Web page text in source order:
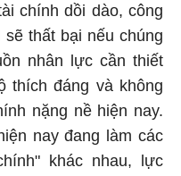
chính dồi dào, công
thất bại nếu chúng
nhân lực cần thiết
thích đáng và không
nặng nề hiện nay.
nay đang làm các
khác nhau, lực